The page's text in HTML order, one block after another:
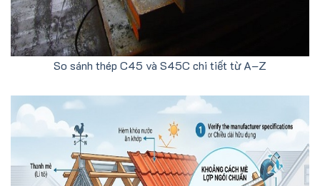
So sánh thép C45 và S45C chi tiết từ A–Z